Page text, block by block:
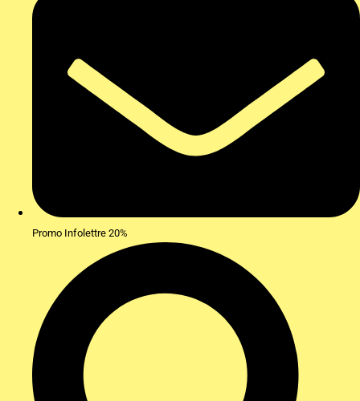
Promo Infolettre 20%